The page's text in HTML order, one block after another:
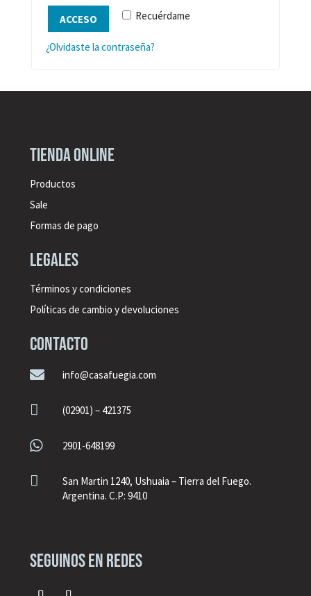
Recuérdame
ACCESO
¿Olvidaste la contraseña?
Tienda online
Productos
Sale
Formas de pago
legales
Términos y condiciones
Políticas de cambio y devoluciones
CONTACTO
 info@casafuegia.com
 (02901) – 421375
 2901-648199

San Martin 1240, Ushuaia – Tierra del Fuego.
Argentina. C.P: 9410
seguinos en redes